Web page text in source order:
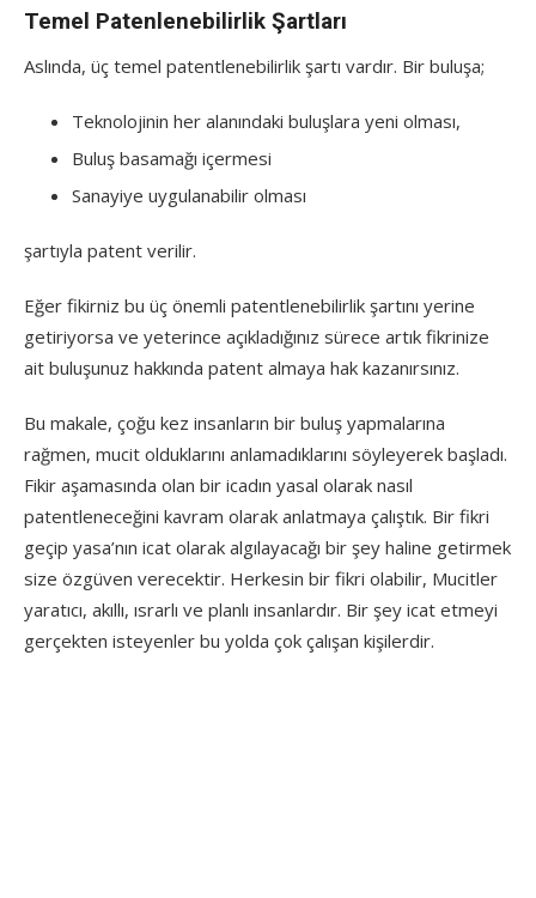
Temel Patenlenebilirlik Şartları
Aslında, üç temel patentlenebilirlik şartı vardır. Bir buluşa;
Teknolojinin her alanındaki buluşlara yeni olması,
Buluş basamağı içermesi
Sanayiye uygulanabilir olması
şartıyla patent verilir.
Eğer fikirniz bu üç önemli patentlenebilirlik şartını yerine
getiriyorsa ve yeterince açıkladığınız sürece artık fikrinize
ait buluşunuz hakkında patent almaya hak kazanırsınız.
Bu makale, çoğu kez insanların bir buluş yapmalarına
rağmen, mucit olduklarını anlamadıklarını söyleyerek başladı.
Fikir aşamasında olan bir icadın yasal olarak nasıl
patentleneceğini kavram olarak anlatmaya çalıştık. Bir fikri
geçip yasa’nın icat olarak algılayacağı bir şey haline getirmek
size özgüven verecektir. Herkesin bir fikri olabilir, Mucitler
yaratıcı, akıllı, ısrarlı ve planlı insanlardır. Bir şey icat etmeyi
gerçekten isteyenler bu yolda çok çalışan kişilerdir.